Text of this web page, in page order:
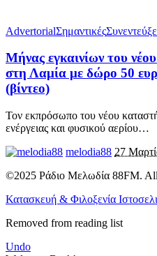
AdvertorialΣημαντικές
Μήνας εγκαινίων του
στη Λαμία με δώρο 50
(βίντεο)
Τον εκπρόσωπο του νέου
ενέργειας και φυσικού αερίου…
melodia88 27
©2025 Ράδιο Μελωδία 88FM.
Κατασκευή & Φιλοξενία
Removed from reading list
Undo